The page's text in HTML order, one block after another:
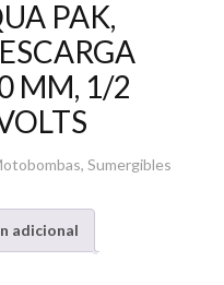
PAK,
MM, 1/2
, Sumergibles
adicional